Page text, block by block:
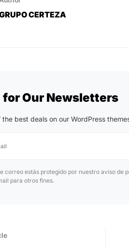
CERTEZA
for Our Newsletters
best deals on our WordPress
correo estás protegido por nuestro aviso de
para otros fines.